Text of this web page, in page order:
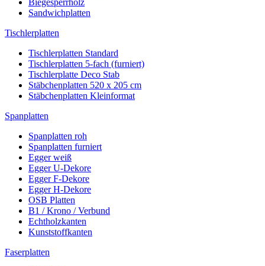
Sandwichplatten
Tischlerplatten
Tischlerplatten Standard
Tischlerplatten 5-fach (furniert)
Tischlerplatte Deco Stab
Stäbchenplatten 520 x 205 cm
Stäbchenplatten Kleinformat
Spanplatten
Spanplatten roh
Spanplatten furniert
Egger weiß
Egger U-Dekore
Egger F-Dekore
Egger H-Dekore
OSB Platten
B1 / Krono / Verbund
Echtholzkanten
Kunststoffkanten
Faserplatten